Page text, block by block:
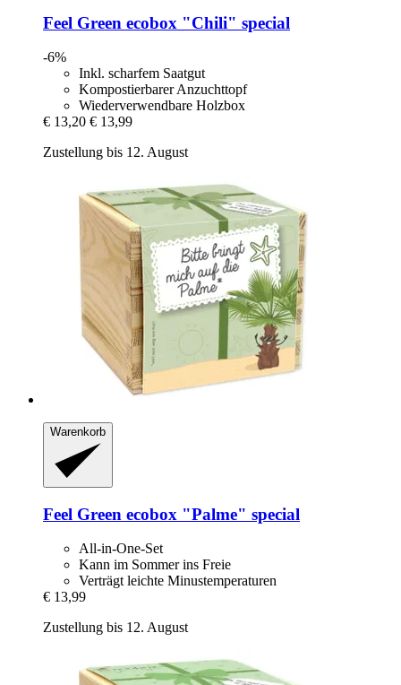
Feel Green ecobox "Chili" special
-6%
Inkl. scharfem Saatgut
Kompostierbarer Anzuchttopf
Wiederverwendbare Holzbox
€ 13,20 € 13,99
Zustellung bis 12. August
Warenkorb
Feel Green ecobox "Palme" special
All-in-One-Set
Kann im Sommer ins Freie
Verträgt leichte Minustemperaturen
€ 13,99
Zustellung bis 12. August